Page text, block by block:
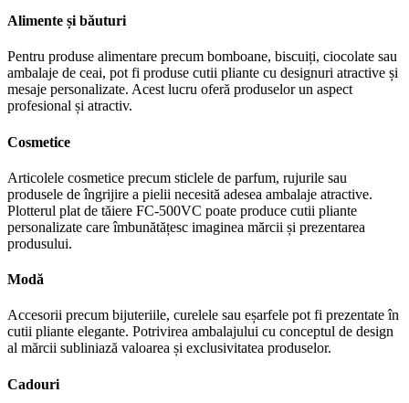
Alimente și băuturi
Pentru produse alimentare precum bomboane, biscuiți, ciocolate sau
ambalaje de ceai, pot fi produse cutii pliante cu designuri atractive și
mesaje personalizate. Acest lucru oferă produselor un aspect
profesional și atractiv.
Cosmetice
Articolele cosmetice precum sticlele de parfum, rujurile sau
produsele de îngrijire a pielii necesită adesea ambalaje atractive.
Plotterul plat de tăiere FC-500VC poate produce cutii pliante
personalizate care îmbunătățesc imaginea mărcii și prezentarea
produsului.
Modă
Accesorii precum bijuteriile, curelele sau eșarfele pot fi prezentate în
cutii pliante elegante. Potrivirea ambalajului cu conceptul de design
al mărcii subliniază valoarea și exclusivitatea produselor.
Cadouri